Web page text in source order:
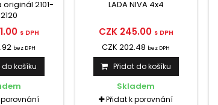
2101-
s DPH
bez DPH
do košíku
porovnání
LADA NIVA 4x4
CZK 245.00 s DPH
CZK 202.48 bez DPH
Přidat do košíku
Skladem
Přidat k porovnání